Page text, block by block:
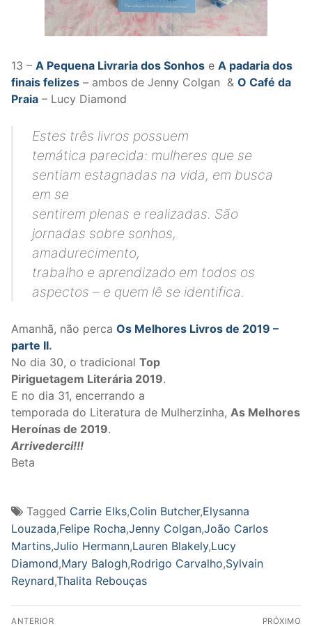
13 – A Pequena Livraria dos Sonhos e A padaria dos
finais felizes – ambos de Jenny Colgan & O Café da
Praia – Lucy Diamond
Estes três livros possuem
temática parecida: mulheres que se
sentiam estagnadas na vida, em busca
em se
sentirem plenas e realizadas. São
jornadas sobre sonhos,
amadurecimento,
trabalho e aprendizado em todos os
aspectos – e quem lê se identifica.
Amanhã, não perca Os Melhores Livros de 2019 –
parte II.
No dia 30, o tradicional Top
Piriguetagem Literária 2019.
E no dia 31, encerrando a
temporada do Literatura de Mulherzinha, As Melhores
Heroínas de 2019.
Arrivederci!!!
Beta
Tagged Carrie Elks,Colin Butcher,Elysanna
Louzada,Felipe Rocha,Jenny Colgan,João Carlos
Martins,Julio Hermann,Lauren Blakely,Lucy
Diamond,Mary Balogh,Rodrigo Carvalho,Sylvain
Reynard,Thalita Rebouças
Navegação
ANTERIOR PRÓXIMO